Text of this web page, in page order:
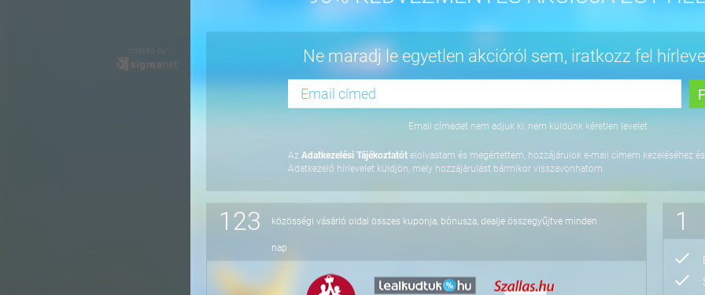
Ne maradj le egyetlen akcióról sem, iratkozz fel
Email címedet nem adjuk ki, nem küldünk kéretlen levelet.
Az Adatkezelési Tájékoztatót elolvastam és megértettem, hozzájárulok e-mail címem kezeléséhez
Adatkezelő hírlevelet küldjön, mely hozzájárulást bármikor visszavonhatom.
123 közösségi vásárló oldal összes kuponja, bónusza, dealje összegyűjtve minden
nap
1
hosted by
-16%
3 éjszaka 2 fő részére önellátással, 2027.
64.800 Ft
-16% Felfrissülés és
2 éjszaka 2 fő részére félpanzióval,
Cardoner Hotel****